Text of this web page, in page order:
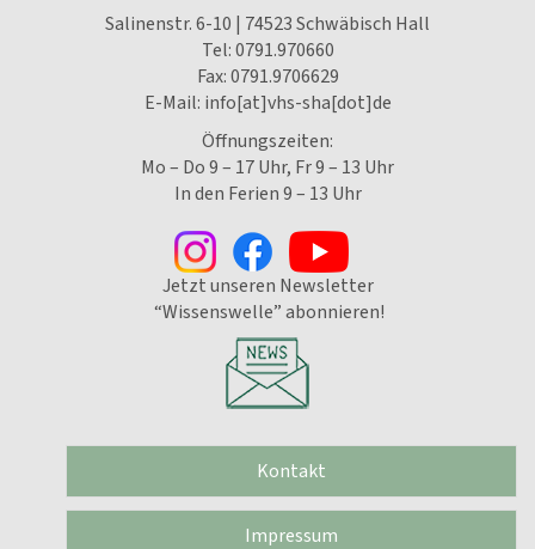
Salinenstr. 6-10 | 74523 Schwäbisch Hall
Tel:0791.970660
Fax: 0791.9706629
E-Mail: info[at]vhs-sha[dot]de
Öffnungszeiten:
Mo – Do 9 – 17 Uhr, Fr 9 – 13 Uhr
In den Ferien 9 – 13 Uhr
Jetzt unseren Newsletter
“Wissenswelle” abonnieren!
Kontakt
Impressum